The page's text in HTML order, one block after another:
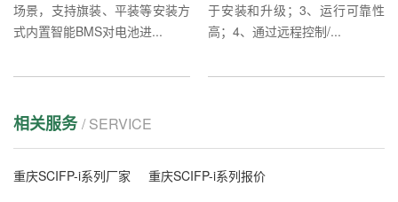
场景，支持旗装、平装等安装方
式内置智能BMS对电池进...
于安装和升级；3、运行可靠性
高；4、通过远程控制/...
相关服务/ SERVICE
重庆SCIFP-i系列厂家
重庆SCIFP-i系列报价